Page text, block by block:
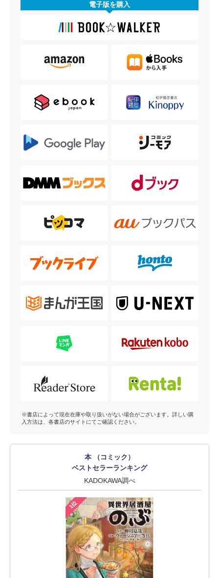
電子版を購入
※書店によって現在在庫や取り扱いがない場合がございます。詳しい購
入方法は、各書店のサイトにてご確認ください。
本 （コミック）
ベストセラーランキング
KADOKAWA調べ
1位